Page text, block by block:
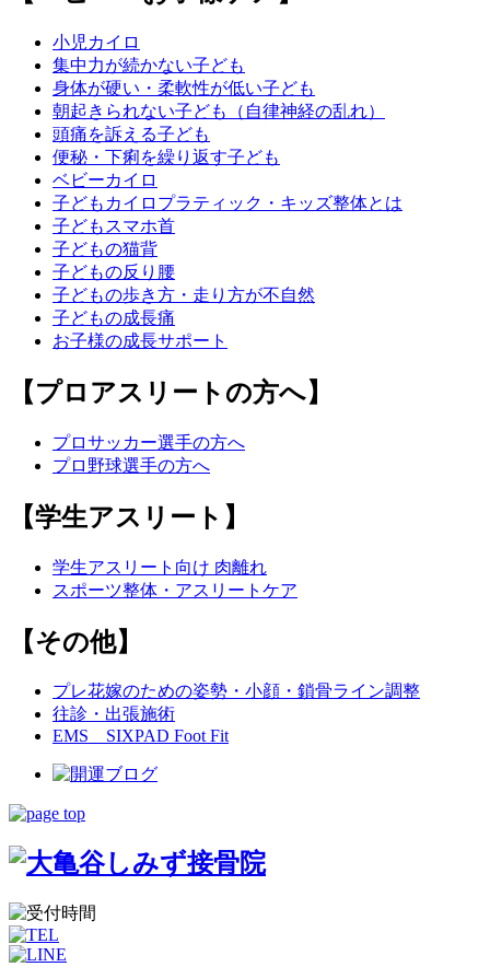
小児カイロ
集中力が続かない子ども
身体が硬い・柔軟性が低い子ども
朝起きられない子ども（自律神経の乱れ）
頭痛を訴える子ども
便秘・下痢を繰り返す子ども
ベビーカイロ
子どもカイロプラティック・キッズ整体とは
子どもスマホ首
子どもの猫背
子どもの反り腰
子どもの歩き方・走り方が不自然
子どもの成長痛
お子様の成長サポート
【プロアスリートの方へ】
プロサッカー選手の方へ
プロ野球選手の方へ
【学生アスリート】
学生アスリート向け 肉離れ
スポーツ整体・アスリートケア
【その他】
プレ花嫁のための姿勢・小顔・鎖骨ライン調整
往診・出張施術
EMS SIXPAD Foot Fit